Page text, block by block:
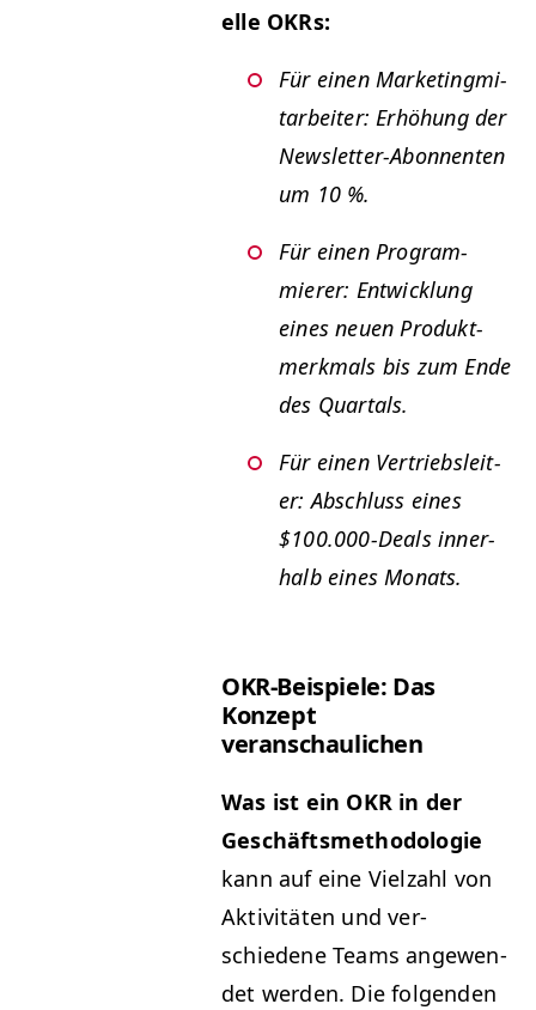
elle OKRs:
Für einen Mar­ket­ing­mi­
tar­beit­er: Erhöhung der
Newslet­ter-Abon­nen­ten
um 10 %.
Für einen Pro­gram­
mier­er: Entwick­lung
eines neuen Pro­duk­t­
merk­mals bis zum Ende
des Quartals.
Für einen Ver­trieb­sleit­
er: Abschluss eines
$100.000-Deals inner­
halb eines Monats.
OKR-Beispiele: Das
Konzept
veranschaulichen
Was ist ein OKR in der
Geschäftsmethod­olo­gie
kann auf eine Vielzahl von
Aktiv­itäten und ver­
schiedene Teams angewen­
det wer­den. Die fol­gen­den